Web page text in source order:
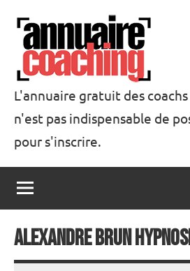
contenu
Annuaire
Coaching
L'annuaire gratuit des
n'est pas indispensable de
pour s'inscrire.
Alexandre Brun